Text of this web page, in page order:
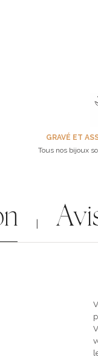
GRAVÉ ET
Tous nos bijoux